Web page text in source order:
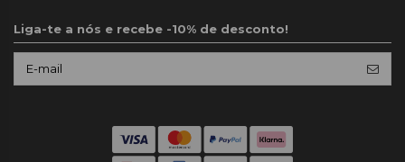
Liga-te a nós e recebe -10% de desconto!